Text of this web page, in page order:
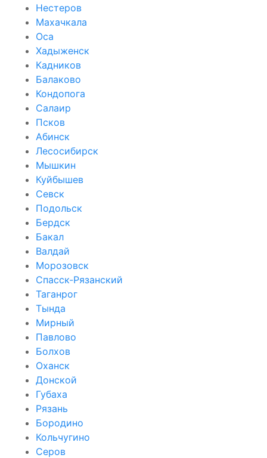
Нестеров
Махачкала
Оса
Хадыженск
Кадников
Балаково
Кондопога
Салаир
Псков
Абинск
Лесосибирск
Мышкин
Куйбышев
Севск
Подольск
Бердск
Бакал
Валдай
Морозовск
Спасск-Рязанский
Таганрог
Тында
Мирный
Павлово
Болхов
Оханск
Донской
Губаха
Рязань
Бородино
Кольчугино
Серов